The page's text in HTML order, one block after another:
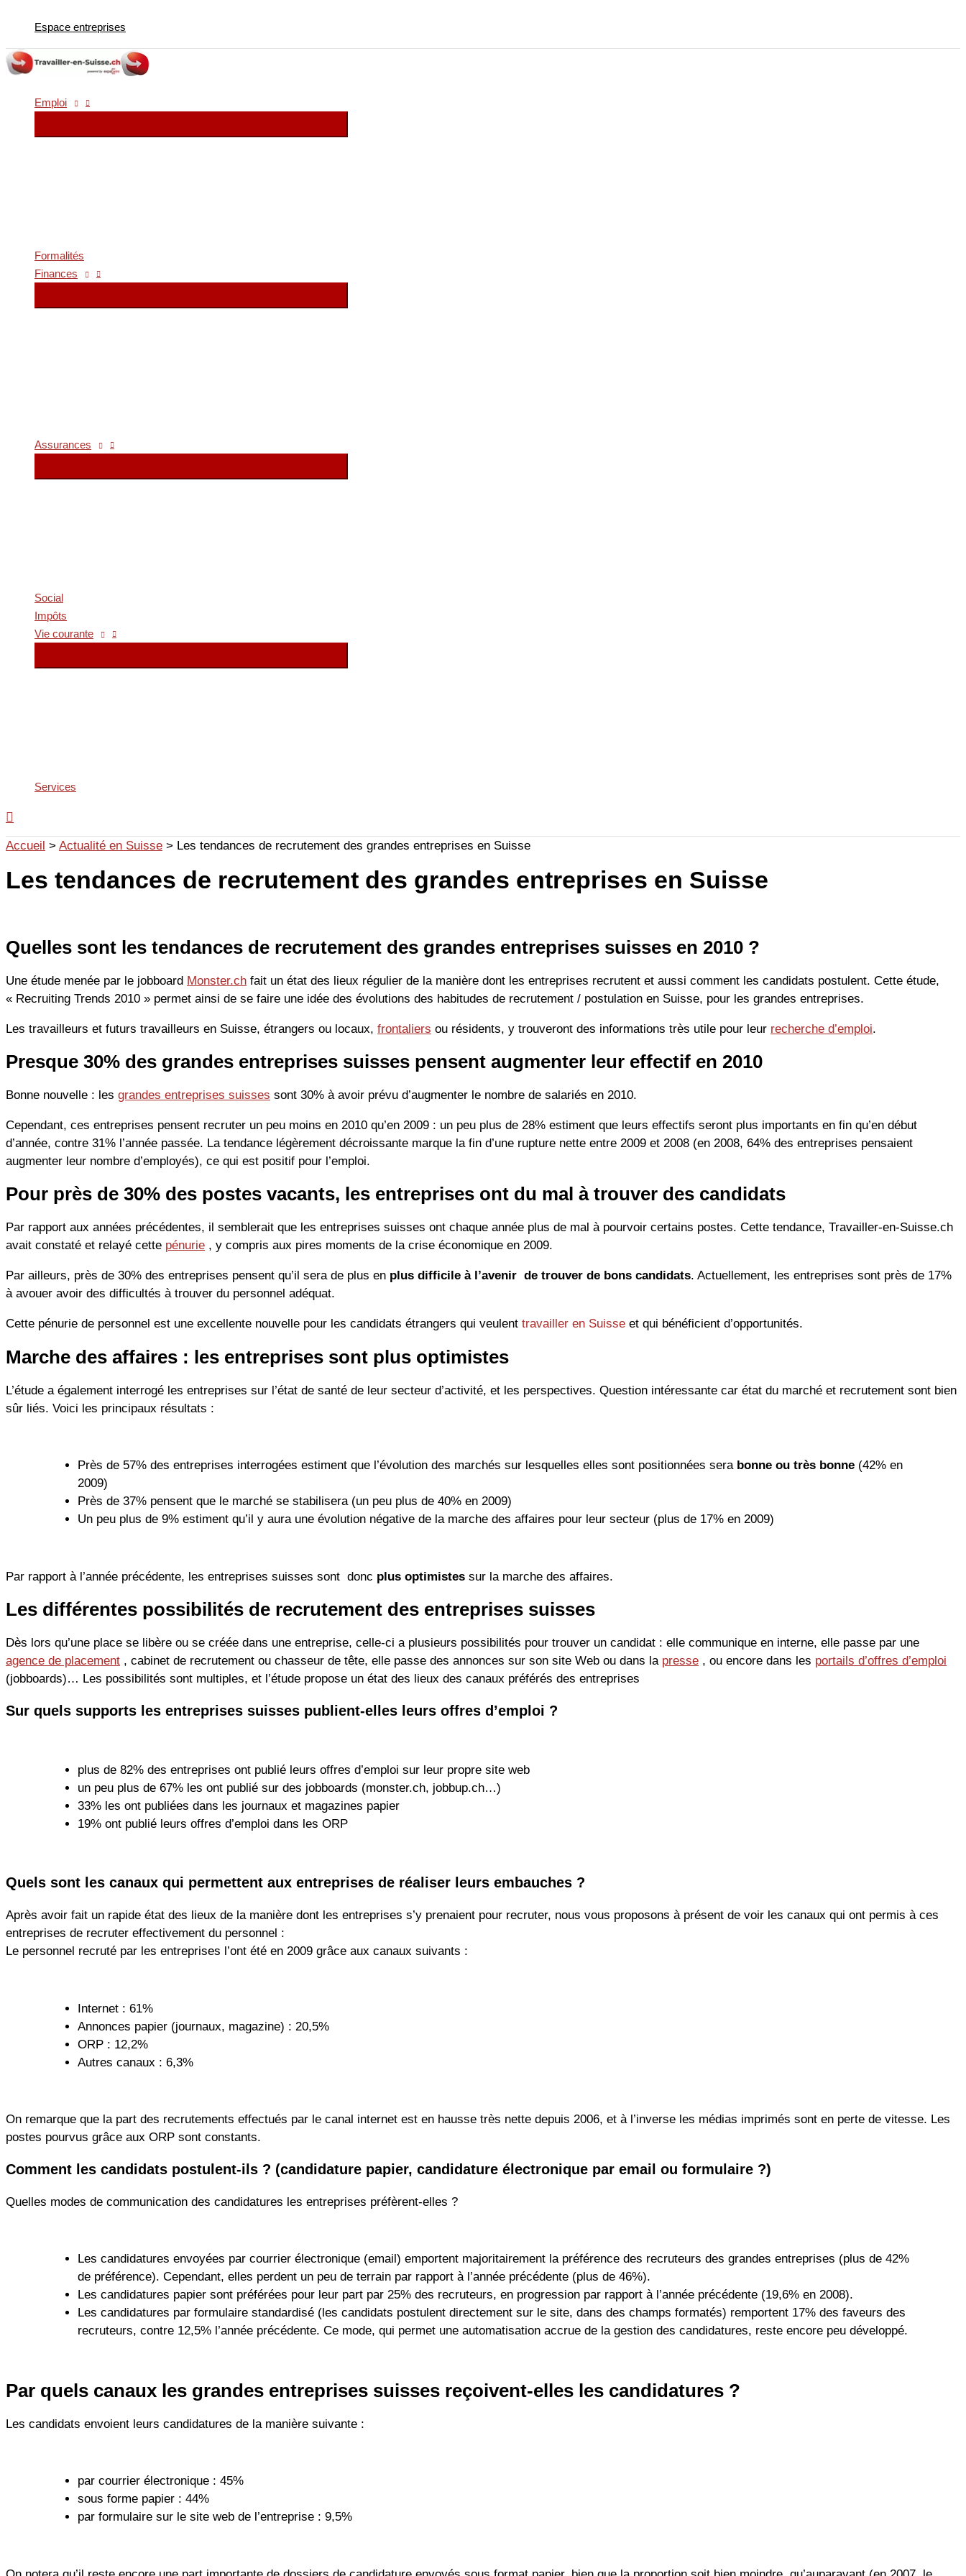
contenu
Espace entreprises
Emploi
Formalités
Finances
Assurances
Social
Impôts
Vie courante
Services
Accueil > Actualité en Suisse > Les tendances de recrutement des grandes entreprises en Suisse
Les tendances de recrutement des grandes entreprises en Suisse
Quelles sont les tendances de recrutement des grandes entreprises suisses en 2010 ?
Une étude menée par le jobboard Monster.ch fait un état des lieux régulier de la manière dont les entreprises recrutent et aussi comment les candidats postulent. Cette étude,
« Recruiting Trends 2010 » permet ainsi de se faire une idée des évolutions des habitudes de recrutement / postulation en Suisse, pour les grandes entreprises.
Les travailleurs et futurs travailleurs en Suisse, étrangers ou locaux, frontaliers ou résidents, y trouveront des informations très utile pour leur recherche d’emploi.
Presque 30% des grandes entreprises suisses pensent augmenter leur effectif en 2010
Bonne nouvelle : les grandes entreprises suisses sont 30% à avoir prévu d’augmenter le nombre de salariés en 2010.
Cependant, ces entreprises pensent recruter un peu moins en 2010 qu’en 2009 : un peu plus de 28% estiment que leurs effectifs seront plus importants en fin qu’en début
d’année, contre 31% l’année passée. La tendance légèrement décroissante marque la fin d’une rupture nette entre 2009 et 2008 (en 2008, 64% des entreprises pensaient
augmenter leur nombre d’employés), ce qui est positif pour l’emploi.
Pour près de 30% des postes vacants, les entreprises ont du mal à trouver des candidats
Par rapport aux années précédentes, il semblerait que les entreprises suisses ont chaque année plus de mal à pourvoir certains postes. Cette tendance, Travailler-en-Suisse.ch
avait constaté et relayé cette pénurie , y compris aux pires moments de la crise économique en 2009.
Par ailleurs, près de 30% des entreprises pensent qu’il sera de plus en plus difficile à l’avenir de trouver de bons candidats. Actuellement, les entreprises sont près de 17%
à avouer avoir des difficultés à trouver du personnel adéquat.
Cette pénurie de personnel est une excellente nouvelle pour les candidats étrangers qui veulent travailler en Suisse et qui bénéficient d’opportunités.
Marche des affaires : les entreprises sont plus optimistes
L’étude a également interrogé les entreprises sur l’état de santé de leur secteur d’activité, et les perspectives. Question intéressante car état du marché et recrutement sont bien
sûr liés. Voici les principaux résultats :
Près de 57% des entreprises interrogées estiment que l’évolution des marchés sur lesquelles elles sont positionnées sera bonne ou très bonne (42% en
2009)
Près de 37% pensent que le marché se stabilisera (un peu plus de 40% en 2009)
Un peu plus de 9% estiment qu’il y aura une évolution négative de la marche des affaires pour leur secteur (plus de 17% en 2009)
Par rapport à l’année précédente, les entreprises suisses sont donc plus optimistes sur la marche des affaires.
Les différentes possibilités de recrutement des entreprises suisses
Dès lors qu’une place se libère ou se créée dans une entreprise, celle-ci a plusieurs possibilités pour trouver un candidat : elle communique en interne, elle passe par une
agence de placement , cabinet de recrutement ou chasseur de tête, elle passe des annonces sur son site Web ou dans la presse , ou encore dans les portails d’offres d’emploi
(jobboards)… Les possibilités sont multiples, et l’étude propose un état des lieux des canaux préférés des entreprises
Sur quels supports les entreprises suisses publient-elles leurs offres d’emploi ?
plus de 82% des entreprises ont publié leurs offres d’emploi sur leur propre site web
un peu plus de 67% les ont publié sur des jobboards (monster.ch, jobbup.ch…)
33% les ont publiées dans les journaux et magazines papier
19% ont publié leurs offres d’emploi dans les ORP
Quels sont les canaux qui permettent aux entreprises de réaliser leurs embauches ?
Après avoir fait un rapide état des lieux de la manière dont les entreprises s’y prenaient pour recruter, nous vous proposons à présent de voir les canaux qui ont permis à ces
entreprises de recruter effectivement du personnel :
Le personnel recruté par les entreprises l’ont été en 2009 grâce aux canaux suivants :
Internet : 61%
Annonces papier (journaux, magazine) : 20,5%
ORP : 12,2%
Autres canaux : 6,3%
On remarque que la part des recrutements effectués par le canal internet est en hausse très nette depuis 2006, et à l’inverse les médias imprimés sont en perte de vitesse. Les
postes pourvus grâce aux ORP sont constants.
Comment les candidats postulent-ils ? (candidature papier, candidature électronique par email ou formulaire ?)
Quelles modes de communication des candidatures les entreprises préfèrent-elles ?
Les candidatures envoyées par courrier électronique (email) emportent majoritairement la préférence des recruteurs des grandes entreprises (plus de 42%
de préférence). Cependant, elles perdent un peu de terrain par rapport à l’année précédente (plus de 46%).
Les candidatures papier sont préférées pour leur part par 25% des recruteurs, en progression par rapport à l’année précédente (19,6% en 2008).
Les candidatures par formulaire standardisé (les candidats postulent directement sur le site, dans des champs formatés) remportent 17% des faveurs des
recruteurs, contre 12,5% l’année précédente. Ce mode, qui permet une automatisation accrue de la gestion des candidatures, reste encore peu développé.
Par quels canaux les grandes entreprises suisses reçoivent-elles les candidatures ?
Les candidats envoient leurs candidatures de la manière suivante :
par courrier électronique : 45%
sous forme papier : 44%
par formulaire sur le site web de l’entreprise : 9,5%